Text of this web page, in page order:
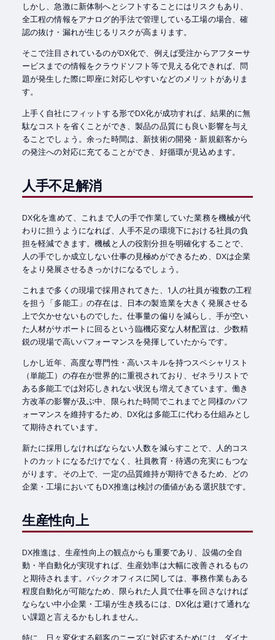
しかし、急激に新体制へとシフトすることにはリスクもあり、
全工程の情報をアナログ的手法で管理している工場の場合、確
認の抜け・漏れが生じるリスクが高まります。
そこで注目されているのがDX化で、例えば受注からアフターサ
ービスまでの情報をクラウドソフト等で見える化できれば、問
題が発生した際に即座に対応しやすいなどのメリットがありま
す。
上手く自社にフィットする形でDX化が成功すれば、結果的に無
駄なコストを省くことができ、製品の品質にも良い影響を与え
ることでしょう。余った時間は、新技術の開発・新規顧客から
の発注への対応に充てることができ、好循環が見込めます。
人手不足解消
DX化を進めて、これまで人の手で作業していた業務を機械が代
わりに担うようになれば、人手不足の環境下における社員の負
担を軽減できます。機械と人の役割分担を明確化することで、
人の手でしか成立しない仕事の見極めができるため、DXは企業
をより発展させるきっかけになるでしょう。
これまで多くの現場で採用されてきた、1人の社員が複数の工程
を担う「多能工」の存在は、日本の製造業を大きく発展させる
上で欠かせないものでした。仕事量の偏りを減らし、手が空い
た人材がサポートに回るという臨機応変な人材配置は、少数精
鋭の現場で高いパフォーマンスを発揮していたからです。
しかし近年、高度な専門性・高いスキルを持つスペシャリスト
（単能工）の存在が世界的に重視されており、ゼネラリストで
ある多能工では対応しきれない状況も増えてきています。働き
方改革の影響が及ぶ中、限られた時間でこれまでと同様のパフ
ォーマンスを維持するため、DX化は多能工に代わる仕組みとし
て期待されています。
新たに採用しなければならない人数を減らすことで、人的コス
トのカットになるだけでなく、社員教育・待遇の充実にもつな
がります。その上で、一定の品質維持が期待できるため、どの
企業・工場においてもDX推進は検討の価値がある選択肢です。
生産性向上
DX推進は、生産性向上の観点からも重要であり、設備の全自
動・半自動化が実現すれば、生産効率は大幅に改善されるもの
と期待されます。バックオフィスに関しては、事務作業もある
程度自動化が可能なため、限られた人員で仕事を回さなければ
ならない中小企業・工場が生き残るには、DX化は避けて通れな
い課題と言えるかもしれません。
特に、日々変化する顧客のニーズに対応するためには、ダイナ